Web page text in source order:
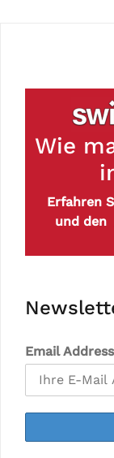
Wie
Erfahren
und den
Email